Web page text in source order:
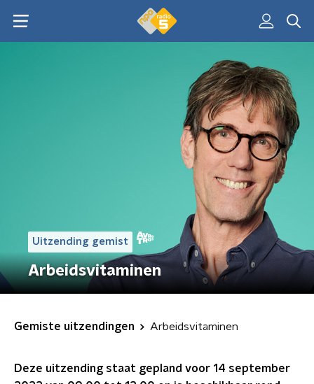
Uitzending gemist
Arbeidsvitaminen
Gemiste uitzendingen Arbeidsvitaminen
Deze uitzending staat gepland voor 14 september